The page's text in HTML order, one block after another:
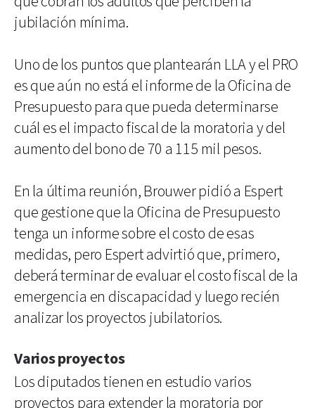
jubilación mínima.
Uno de los puntos que plantearán LLA y el PRO
es que aún no está el informe de la Oficina de
Presupuesto para que pueda determinarse
cuál es el impacto fiscal de la moratoria y del
aumento del bono de 70 a 115 mil pesos.
En la última reunión, Brouwer pidió a Espert
que gestione que la Oficina de Presupuesto
tenga un informe sobre el costo de esas
medidas, pero Espert advirtió que, primero,
deberá terminar de evaluar el costo fiscal de la
emergencia en discapacidad y luego recién
analizar los proyectos jubilatorios.
Varios proyectos
Los diputados tienen en estudio varios
proyectos para extender la moratoria por